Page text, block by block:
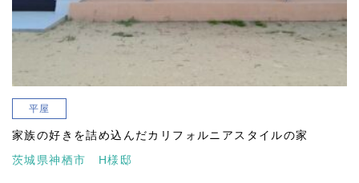
平屋
家族の好きを詰め込んだカリフォルニアスタイルの家
茨城県神栖市 H様邸